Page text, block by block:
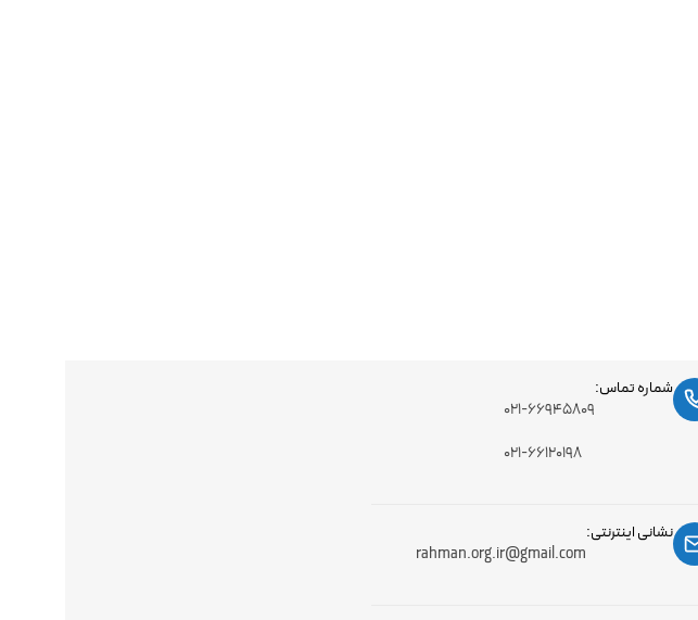
شماره تماس:
۰۲۱-۶۶۹۴۵۸۰۹
۰۲۱-۶۶۱۲۰۱۹۸
نشانی اینترنتی:
rahman.org.ir@gmail.com